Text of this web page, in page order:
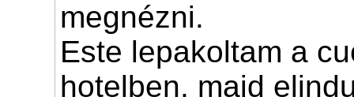
megnézni.
Este lepakoltam a
hotelben, majd